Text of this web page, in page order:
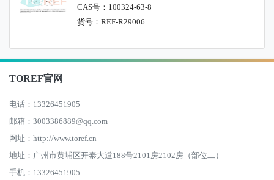
CAS号：100324-63-8
货号：REF-R29006
TOREF官网
电话：13326451905
邮箱：3003386889@qq.com
网址：http://www.toref.cn
地址：广州市黄埔区开泰大道188号2101房2102房（部位二）
手机：13326451905